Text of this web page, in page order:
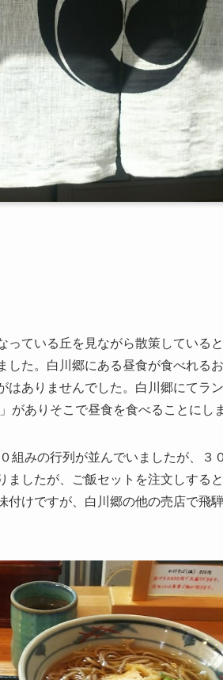
っている丘を見ながら散策している
た。白川郷にある昼食が食べれる
はありませんでした。白川郷にてラ
がありそこで昼食を食べることにし
組みの行列が並んでいましたが、３
ましたが、ご飯セットを注文しする
付けですが、白川郷の他の売店で飛